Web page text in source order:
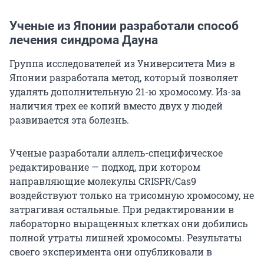
Ученые из Японии разработали способ
лечения синдрома Дауна
Группа исследователей из Университета Миэ в
Японии разработала метод, который позволяет
удалять дополнительную 21-ю хромосому. Из-за
наличия трех ее копий вместо двух у людей
развивается эта болезнь.
Ученые разработали аллель-специфическое
редактирование — подход, при котором
направляющие молекулы CRISPR/Cas9
воздействуют только на трисомную хромосому, не
затрагивая остальные. При редактировании в
лабораторно выращенных клетках они добились
полной утраты лишней хромосомы. Результаты
своего эксперимента они опубликовали в